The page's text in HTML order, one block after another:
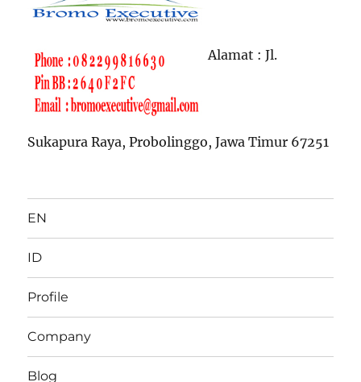
Alamat : Jl.
Sukapura Raya, Probolinggo, Jawa Timur 67251
EN
ID
Profile
Company
Blog